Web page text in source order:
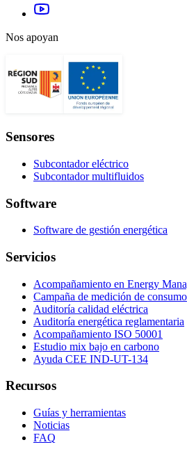
Nos apoyan
Sensores
Subcontador eléctrico
Subcontador multifluidos
Software
Software de gestión energética
Servicios
Acompañamiento en Energy
Campaña de medición de consumo
Auditoría calidad eléctrica
Auditoría energética reglamentaria
Acompañamiento ISO 50001
Estudio mix bajo en carbono
Ayuda CEE IND-UT-134
Recursos
Guías y herramientas
Noticias
FAQ